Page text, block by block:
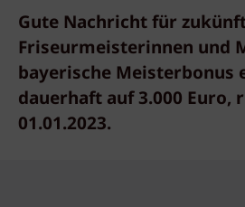
Gute Nachricht für
Friseurmeisterinnen und
bayerische Meisterbonus
dauerhaft auf 3.000 Euro,
01.01.2023.